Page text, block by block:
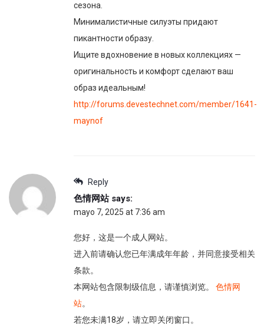
сезона.
Минималистичные силуэты придают
пикантности образу.
Ищите вдохновение в новых коллекциях —
оригинальность и комфорт сделают ваш
образ идеальным!
http://forums.devestechnet.com/member/1641-
maynof
Reply
色情网站 says:
mayo 7, 2025 at 7:36 am
您好，这是一个成人网站。
进入前请确认您已年满成年年龄，并同意接受相关
条款。
本网站包含限制级信息，请谨慎浏览。 色情网
站。
若您未满18岁，请立即关闭窗口。